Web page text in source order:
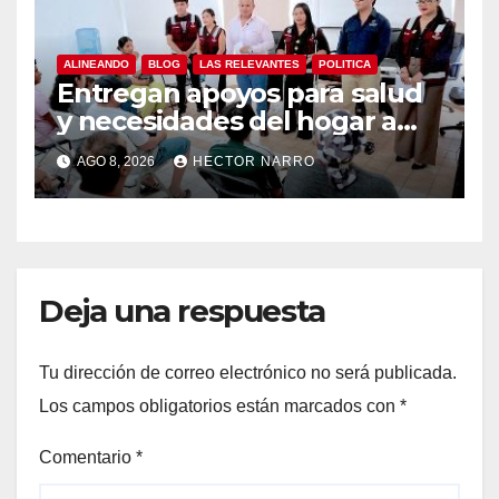
ALINEANDO BLOG LAS RELEVANTES POLITICA
Entregan apoyos para salud
y necesidades del hogar a
familias de Cabo San Lucas
AGO 8, 2026 HECTOR NARRO
Deja una respuesta
Tu dirección de correo electrónico no será publicada.
Los campos obligatorios están marcados con *
Comentario *